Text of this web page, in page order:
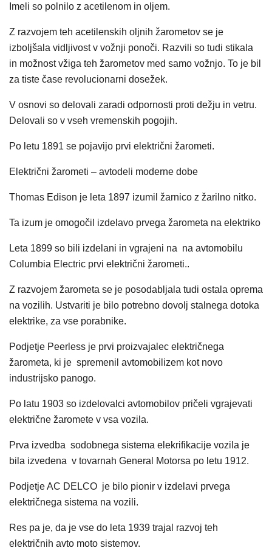
Imeli so polnilo z acetilenom in oljem.
Z razvojem teh acetilenskih oljnih žarometov se je
izboljšala vidljivost v vožnji ponoči. Razvili so tudi stikala
in možnost vžiga teh žarometov med samo vožnjo. To je bil
za tiste čase revolucionarni dosežek.
V osnovi so delovali zaradi odpornosti proti dežju in vetru.
Delovali so v vseh vremenskih pogojih.
Po letu 1891 se pojavijo prvi električni žarometi.
Električni žarometi – avtodeli moderne dobe
Thomas Edison je leta 1897 izumil žarnico z žarilno nitko.
Ta izum je omogočil izdelavo prvega žarometa na elektriko
Leta 1899 so bili izdelani in vgrajeni na na avtomobilu
Columbia Electric prvi električni žarometi..
Z razvojem žarometa se je posodabljala tudi ostala oprema
na vozilih. Ustvariti je bilo potrebno dovolj stalnega dotoka
elektrike, za vse porabnike.
Podjetje Peerless je prvi proizvajalec električnega
žarometa, ki je spremenil avtomobilizem kot novo
industrijsko panogo.
Po latu 1903 so izdelovalci avtomobilov pričeli vgrajevati
električne žaromete v vsa vozila.
Prva izvedba sodobnega sistema elekrifikacije vozila je
bila izvedena v tovarnah General Motorsa po letu 1912.
Podjetje AC DELCO je bilo pionir v izdelavi prvega
električnega sistema na vozili.
Res pa je, da je vse do leta 1939 trajal razvoj teh
električnih avto moto sistemov.